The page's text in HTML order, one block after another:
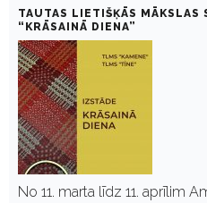
TAUTAS LIETIŠĶĀS MĀKSLAS
“KRĀSAINĀ DIENA”
No 11. marta līdz 11. aprīlim